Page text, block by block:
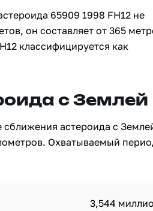
65909 1998 FH12 не
он составляет от 365
классифицируется как
с Землей
астероида с
Охватываемый
3,544